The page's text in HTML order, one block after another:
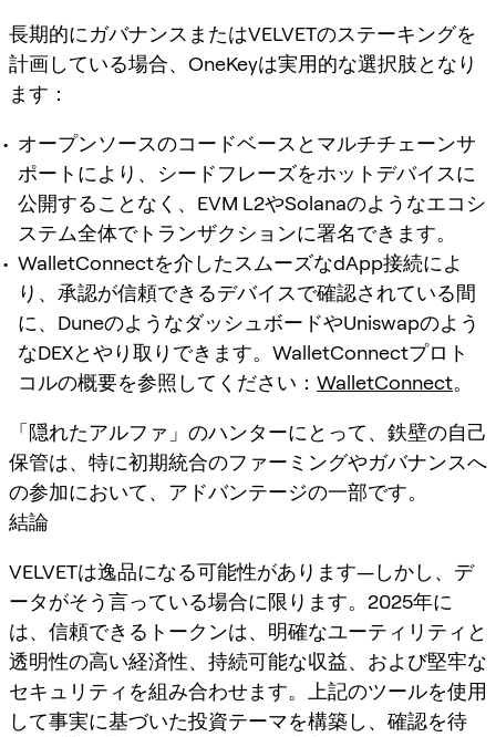
長期的にガバナンスまたはVELVETのステーキングを
計画している場合、OneKeyは実用的な選択肢となり
ます：
オープンソースのコードベースとマルチチェーンサ
ポートにより、シードフレーズをホットデバイスに
公開することなく、EVM L2やSolanaのようなエコシ
ステム全体でトランザクションに署名できます。
WalletConnectを介したスムーズなdApp接続によ
り、承認が信頼できるデバイスで確認されている間
に、DuneのようなダッシュボードやUniswapのよう
なDEXとやり取りできます。WalletConnectプロト
コルの概要を参照してください： WalletConnect。
「隠れたアルファ」のハンターにとって、鉄壁の自己
保管は、特に初期統合のファーミングやガバナンスへ
の参加において、アドバンテージの一部です。
結論
VELVETは逸品になる可能性があります—しかし、デ
ータがそう言っている場合に限ります。2025年に
は、信頼できるトークンは、明確なユーティリティと
透明性の高い経済性、持続可能な収益、および堅牢な
セキュリティを組み合わせます。上記のツールを使用
して事実に基づいた投資テーマを構築し、確認を待